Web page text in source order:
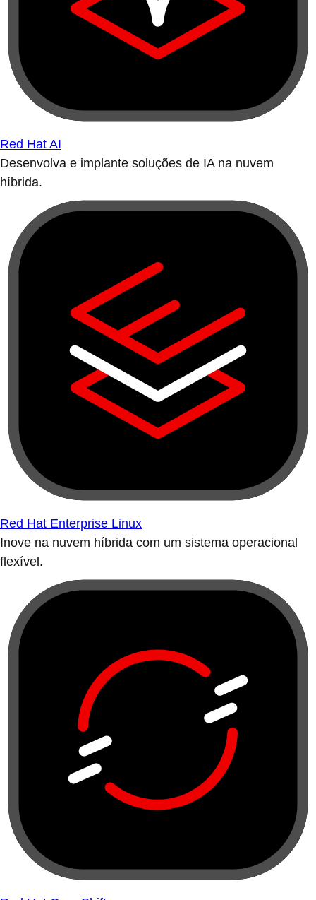
Red Hat AI
Desenvolva e implante soluções de IA na nuvem
híbrida.
Red Hat Enterprise Linux
Inove na nuvem híbrida com um sistema operacional
flexível.